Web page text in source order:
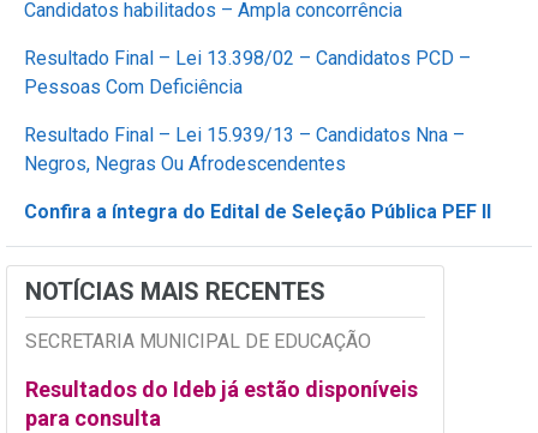
Candidatos habilitados – Ampla concorrência
Resultado Final – Lei 13.398/02 – Candidatos PCD –
Pessoas Com Deficiência
Resultado Final – Lei 15.939/13 – Candidatos Nna –
Negros, Negras Ou Afrodescendentes
Confira a íntegra do Edital de Seleção Pública PEF II
NOTÍCIAS MAIS RECENTES
SECRETARIA MUNICIPAL DE EDUCAÇÃO
Resultados do Ideb já estão disponíveis
para consulta